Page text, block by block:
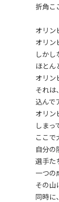
折角こ
オリン
オリン
しか
ほとん
オリン
それは
込んで
オリン
しまっ
ここで
自分の
選手た
一つの
その山
同時に